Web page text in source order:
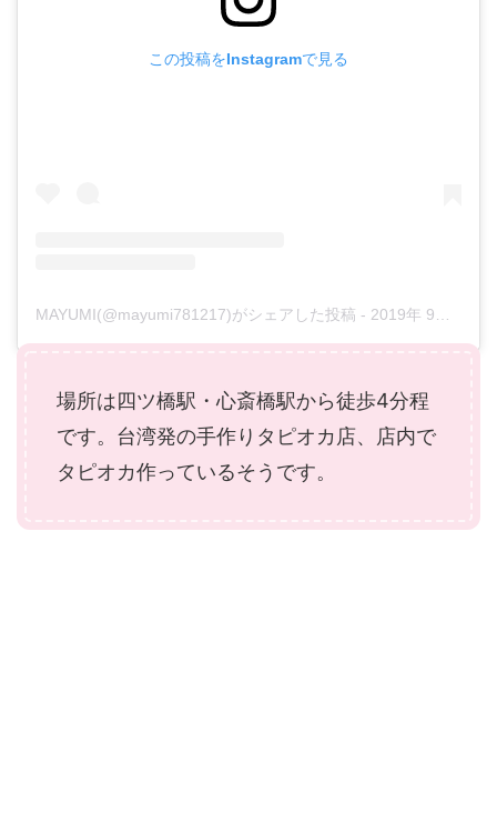
この投稿をInstagramで見る
MAYUMI(@mayumi781217)がシェアした投稿 - 2019年 9月月28日午後10時37分PDT
場所は四ツ橋駅・心斎橋駅から徒歩4分程
です。台湾発の手作りタピオカ店、店内で
タピオカ作っているそうです。